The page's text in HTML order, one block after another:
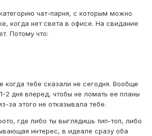
само прийдет)
чат-парня, с которым можно
когда нет света в офисе. На свидание
Потому что:
когда тебе сказали не сегодня. Вообще
2 дня вперед, чтобы не ломать ее планы
за этого не отказывала тебе.
где либо ты выглядишь тип-топ, либо
интерес, в идеале сразу оба